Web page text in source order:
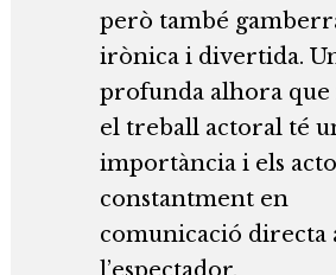
però també
irònica i divertida.
profunda alhora que
el treball actoral té
importància i els
constantment en
comunicació directa